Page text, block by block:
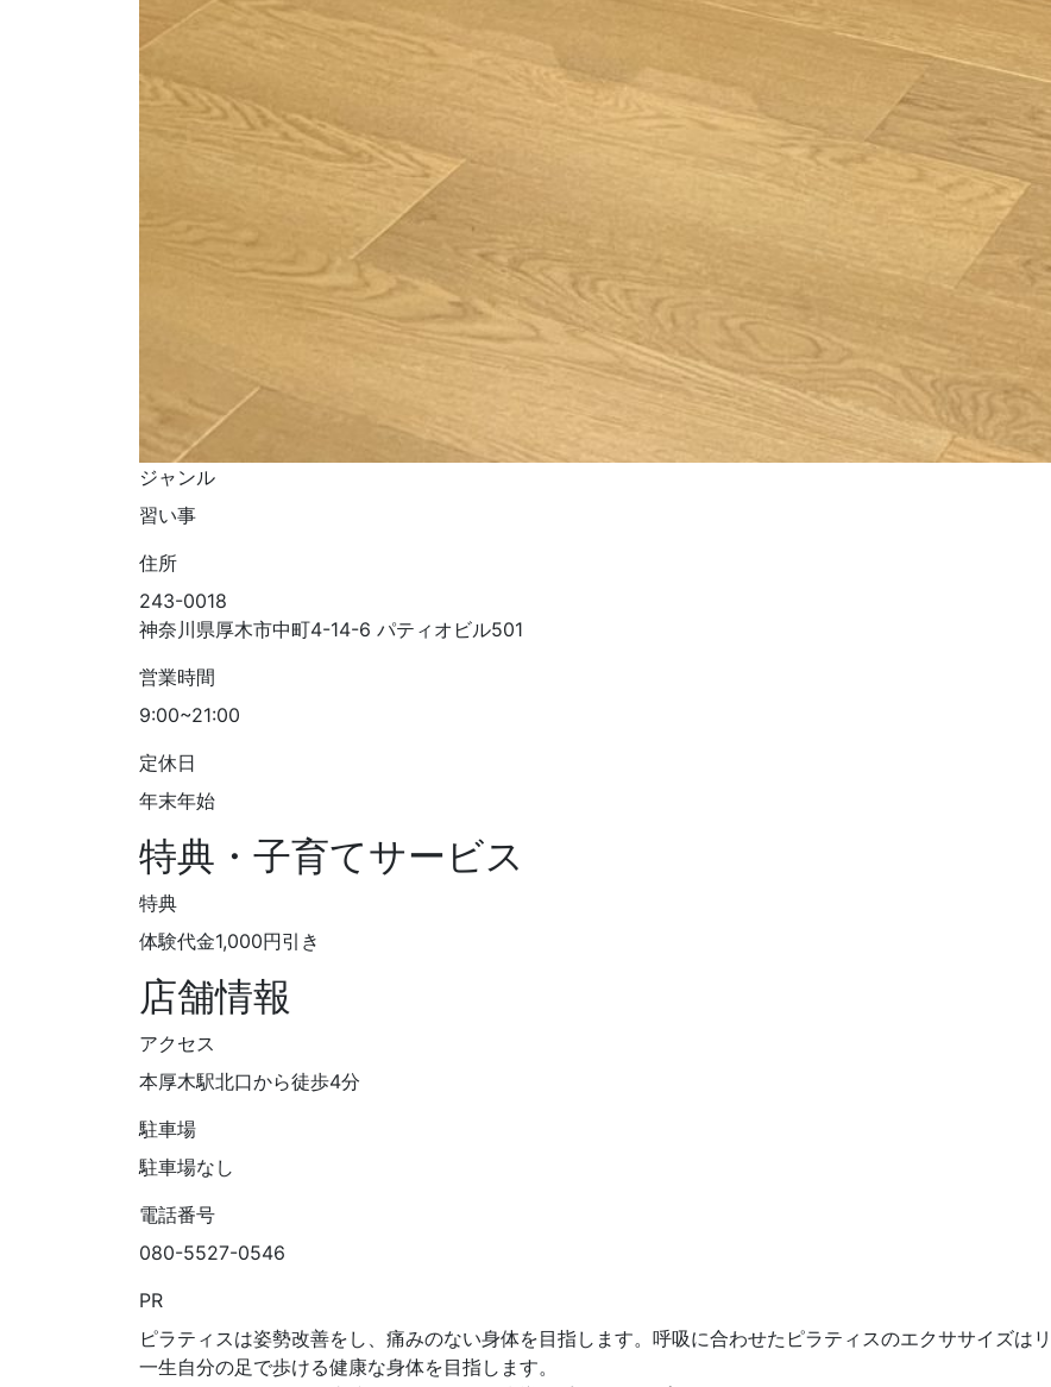
ジャンル
習い事
住所
243-0018
神奈川県厚木市中町4-14-6 パティオビル501
営業時間
9:00~21:00
定休日
年末年始
特典・子育てサービス
特典
体験代金1,000円引き
店舗情報
アクセス
本厚木駅北口から徒歩4分
駐車場
駐車場なし
電話番号
080-5527-0546
PR
ピラティスは姿勢改善をし、痛みのない身体を目指します。呼吸に合わせたピラティスのエクササイズは
一生自分の足で歩ける健康な身体を目指します。